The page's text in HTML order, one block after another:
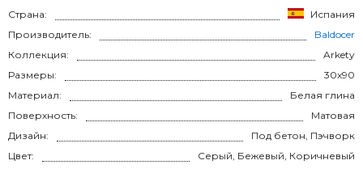
Страна:
Испания
Производитель:
Baldocer
Коллекция:
Arkety
Размеры:
30x90
Материал:
Белая глина
Поверхность:
Матовая
Дизайн:
Под бетон, Пэчворк
Цвет:
Серый, Бежевый, Коричневый